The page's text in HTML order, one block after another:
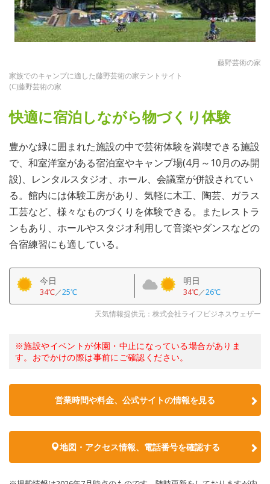
藤野芸術の家
家族でのキャンプに適した藤野芸術の家テントサイト
(C)藤野芸術の家
快適に宿泊しながら物づくり体験
豊かな緑に囲まれた施設の中で芸術体験を満喫できる施設
で、和室洋室がある宿泊室やキャンプ場(4月～10月のみ開
設)、レンタルスタジオ、ホール、会議室が併設されてい
る。館内には体験工房があり、気軽に木工、陶芸、ガラス
工芸など、様々なものづくりを体験できる。またレストラ
ンもあり、ホールやスタジオ利用して音楽やダンスなどの
合宿練習にも適している。
今日
34℃／25℃
明日
34℃／26℃
天気情報提供元：株式会社ライフビジネスウェザー
※施設やイベントが休園・中止になっている場合がありま
す。おでかけの際は事前にご確認ください。
営業時間や料金、公式サイトの情報を見る
地図・アクセス情報、電話番号を確認する